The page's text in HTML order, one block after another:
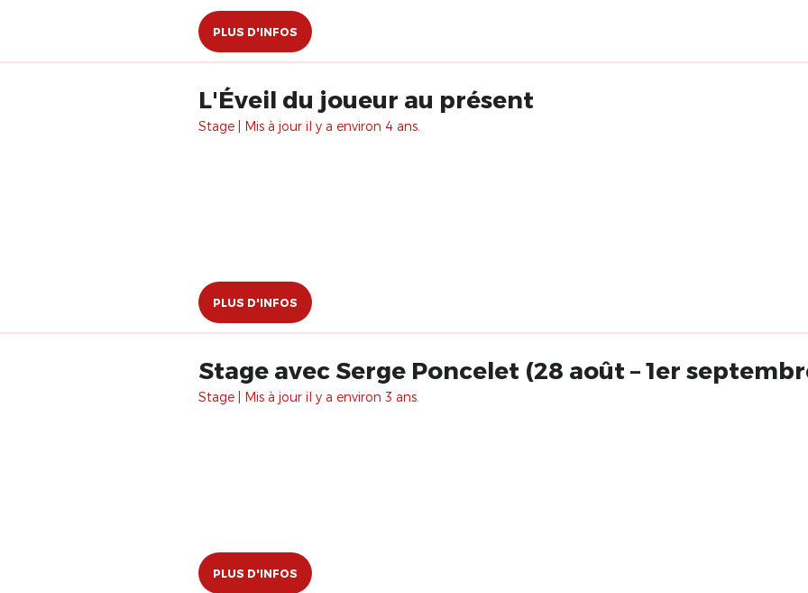
PLUS D'INFOS
L'Éveil du joueur au présent
Stage | Mis à jour il y a environ 4 ans.
PLUS D'INFOS
Stage avec Serge Poncelet (28 août – 1er
Stage | Mis à jour il y a environ 3 ans.
PLUS D'INFOS